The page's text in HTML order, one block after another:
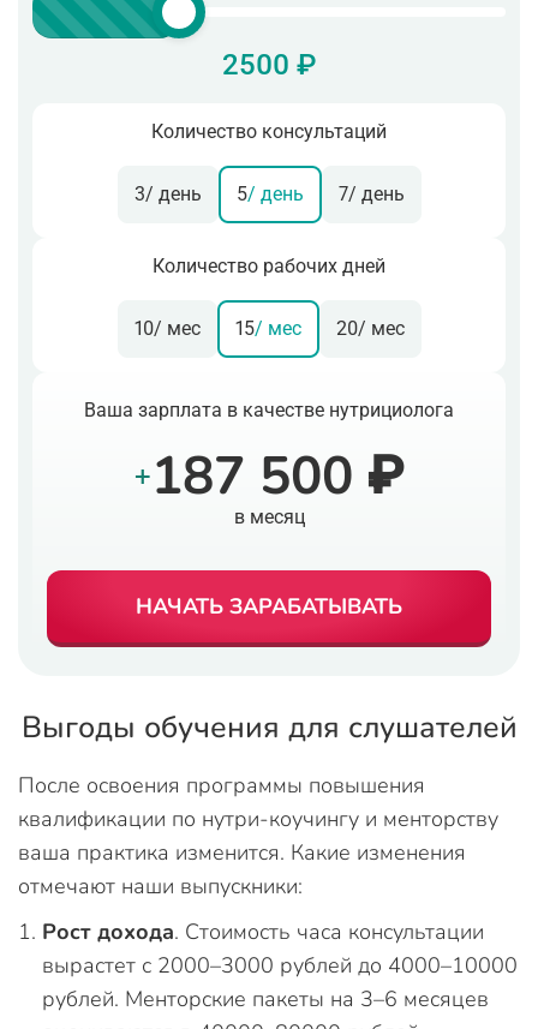
2500 ₽
Количество консультаций
3/ день 5/ день 7/ день
Количество рабочих дней
10/ мес 15/ мес 20/ мес
Ваша зарплата в качестве нутрициолога
+187 500 ₽
в месяц
НАЧАТЬ ЗАРАБАТЫВАТЬ
Выгоды обучения для слушателей
После освоения программы повышения
квалификации по нутри-коучингу и менторству
ваша практика изменится. Какие изменения
отмечают наши выпускники:
Рост дохода. Стоимость часа консультации
вырастет с 2000–3000 рублей до 4000–10000
рублей. Менторские пакеты на 3–6 месяцев